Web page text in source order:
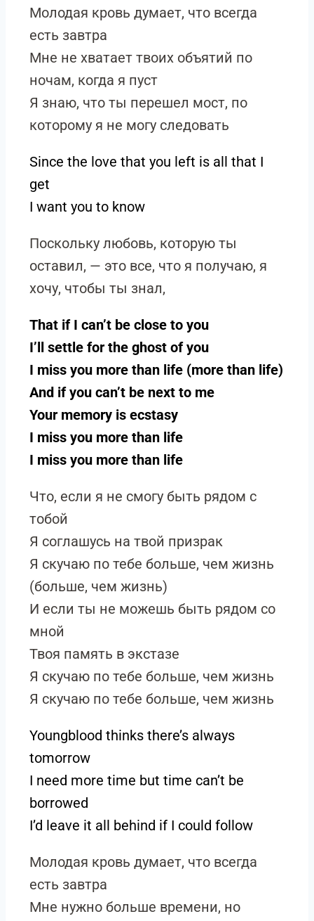
Молодая кровь думает, что всегда
есть завтра
Мне не хватает твоих объятий по
ночам, когда я пуст
Я знаю, что ты перешел мост, по
которому я не могу следовать
Since the love that you left is all that I
get
I want you to know
Поскольку любовь, которую ты
оставил, — это все, что я получаю, я
хочу, чтобы ты знал,
That if I can’t be close to you
I’ll settle for the ghost of you
I miss you more than life (more than life)
And if you can’t be next to me
Your memory is ecstasy
I miss you more than life
I miss you more than life
Что, если я не смогу быть рядом с
тобой
Я соглашусь на твой призрак
Я скучаю по тебе больше, чем жизнь
(больше, чем жизнь)
И если ты не можешь быть рядом со
мной
Твоя память в экстазе
Я скучаю по тебе больше, чем жизнь
Я скучаю по тебе больше, чем жизнь
Youngblood thinks there’s always
tomorrow
I need more time but time can’t be
borrowed
I’d leave it all behind if I could follow
Молодая кровь думает, что всегда
есть завтра
Мне нужно больше времени, но